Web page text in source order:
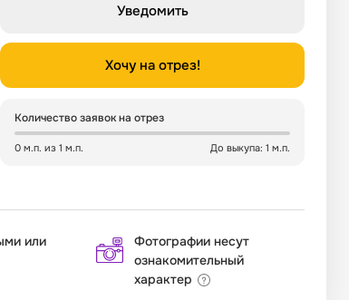
Уведомить
Хочу на отрез!
Количество заявок на отрез
0 м.п. из 1 м.п. До выкупа: 1 м.п.
или
Фотографии несут
ознакомительный
характер